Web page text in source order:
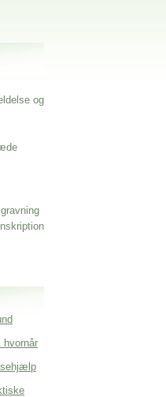
og
hvornår